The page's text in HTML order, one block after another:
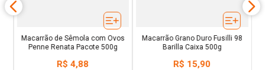
Macarrão de Sêmola com Ovos
Penne Renata Pacote 500g
R$ 4,88
Macarrão Grano Duro Fusilli 98
Barilla Caixa 500g
R$ 15,90